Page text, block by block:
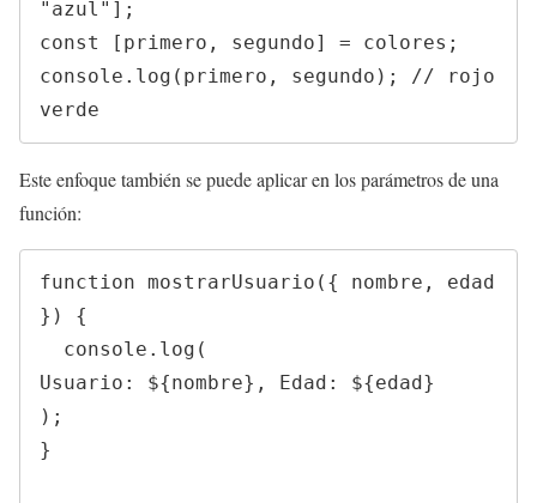
"azul"];
const [primero, segundo] = colores;
console.log(primero, segundo); // rojo
verde
Este enfoque también se puede aplicar en los parámetros de una
función:
function mostrarUsuario({ nombre, edad
}) {
  console.log(
Usuario: ${nombre}, Edad: ${edad}
);
}